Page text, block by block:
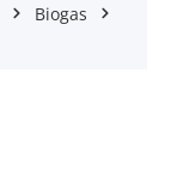
Biogas